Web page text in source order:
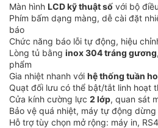
Màn hình LCD kỹ thuật số với bộ
Phím bấm dạng màng, dễ cài đặt
báo
Chức năng báo lỗi tự động, hiệu
Lòng tủ bằng inox 304 tráng gương
phẩm
Gia nhiệt nhanh với hệ thống tuần
Quạt đối lưu có thể bật/tắt linh hoạt
Cửa kính cường lực 2 lớp, quan sát
Bảo vệ quá nhiệt, máy tự động
Hỗ trợ tùy chọn mở rộng: máy in,